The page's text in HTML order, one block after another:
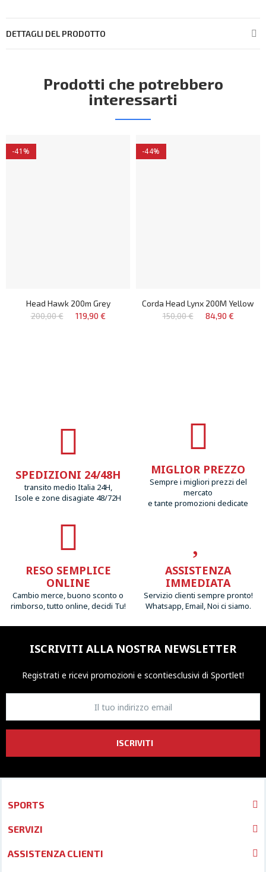
DETTAGLI DEL PRODOTTO
Prodotti che potrebbero
interessarti
-41%
Head Hawk 200m Grey
200,00 €
119,90 €
-44%
Corda Head Lynx 200M Yellow
150,00 €
84,90 €
SPEDIZIONI 24/48H
transito medio Italia 24H,
Isole e zone disagiate 48/72H
MIGLIOR PREZZO
Sempre i migliori prezzi del
mercato
e tante promozioni dedicate
RESO SEMPLICE
ONLINE
Cambio merce, buono sconto o
rimborso, tutto online, decidi Tu!
ASSISTENZA
IMMEDIATA
Servizio clienti sempre pronto!
Whatsapp, Email, Noi ci siamo.
ISCRIVITI ALLA NOSTRA NEWSLETTER
Registrati e ricevi promozioni e scontiesclusivi di Sportlet!
ISCRIVITI
SPORTS
SERVIZI
ASSISTENZA CLIENTI